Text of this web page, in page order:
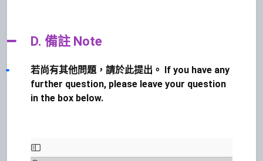
D. 備註 Note
若尚有其他問題，請於此提出。 If you have any
further question, please leave your question
in the box below.